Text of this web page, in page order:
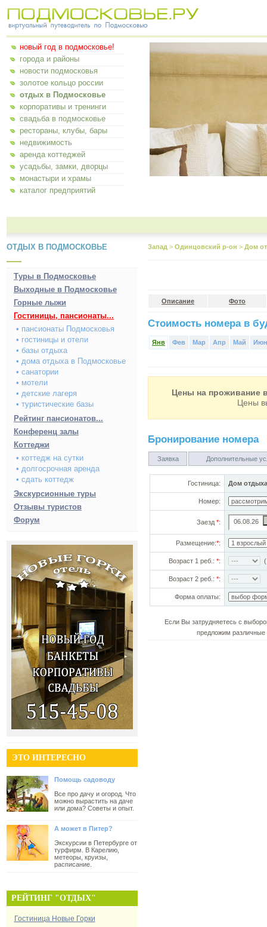
новый год в подмосковье!
города и районы
новости подмосковья
золотое кольцо россии
отдых в Подмосковье
корпоративы и тренинги
свадьба в подмосковье
рестораны, клубы, бары
недвижимость
аренда коттеджей
усадьбы, замки, дворцы
монастыри и храмы
каталог предприятий
ОТДЫХ В ПОДМОСКОВЬЕ
Туры в Подмосковье
Выходные в Подмосковье
Горные лыжи
Гостиницы, пансионаты...
• пансионаты Подмосковья
• гостиницы и отели
• базы отдыха
• дома отдыха в Подмосковье
• санатории
• мотели
• детские лагеря
• туристические базы
Рейтинг пансионатов...
Конференц залы
Коттеджи
• коттедж на сутки
• долгосрочная аренда
• сдать коттедж
Экскурсионные туры
Отзывы туристов
Форум
ЭТО ИНТЕРЕСНО
Помощь садоводу
Все про дачу и огород. Что
можно вырастить на даче
или дома? Советы и опыт.
А может в Питер?
Экскурсии в Петербурге от
турфирм. В Карелию,
метеоры, круизы,
расписание.
РЕЙТИНГ "ОТДЫХ"
Гостиница Новые Горки
Запад > Одинцовский р-он > Дом
Описание Фото
Стоимость номера в
Янв Фев Мар Апр Май Июн
Цены на проживание
Цены
Бронирование номера
Заявка Дополнительные
Гостиница: Дом
Номер:
Заезд *:
Размещение:*:
Возраст 1 реб.: *:
Возраст 2 реб.: *:
Форма оплаты:
Если Вы затрудняетесь с
предложим различные